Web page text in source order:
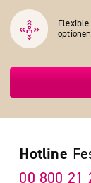
optionen
Hotline
00 800 21